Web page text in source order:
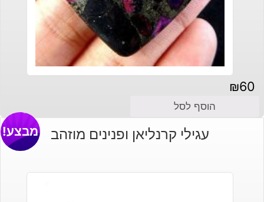
₪60
הוסף לסל
עגילי קרנליאן ופנינים מוזהב מבצע!